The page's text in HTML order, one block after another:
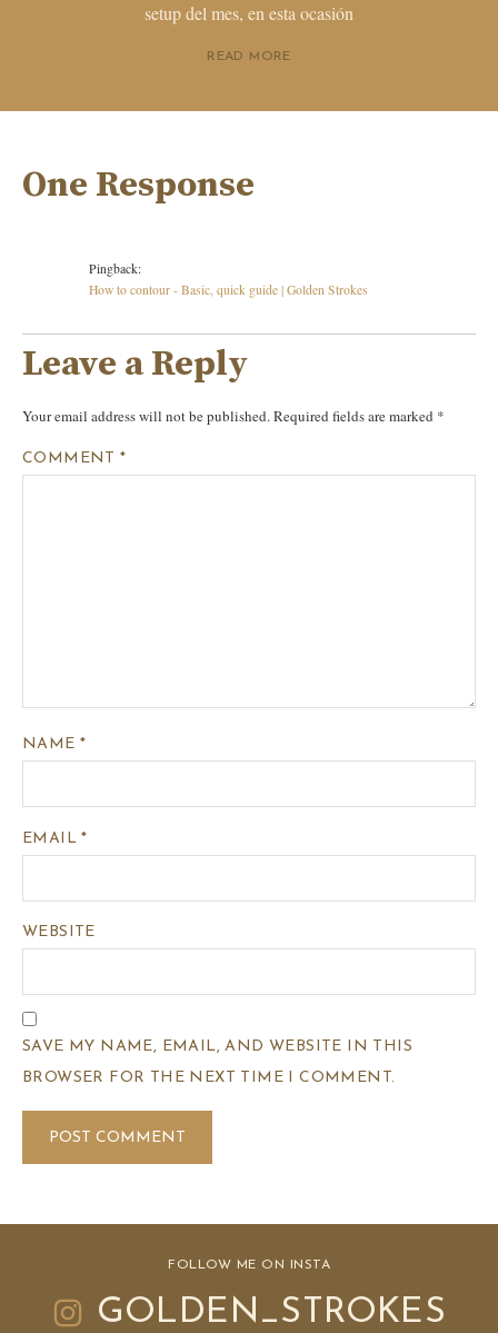
setup del mes, en esta ocasión
READ MORE
One Response
Pingback:
How to contour - Basic, quick guide | Golden Strokes
Leave a Reply
Your email address will not be published.Required fields are marked *
COMMENT*
NAME *
EMAIL*
WEBSITE
SAVE MY NAME, EMAIL, AND WEBSITE IN THIS
BROWSER FOR THE NEXT TIME I COMMENT.
FOLLOW ME ON INSTA
GOLDEN_STROKES